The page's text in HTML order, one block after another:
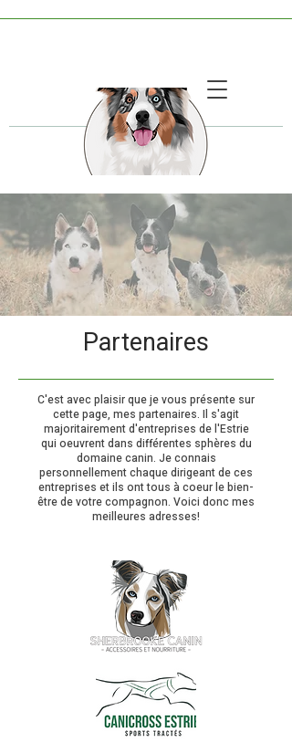
RÉPONSE EN 24H
Partenaires
C'est avec plaisir que je vous présente sur
cette page, mes partenaires. Il s'agit
majoritairement d'entreprises de l'Estrie
qui oeuvrent dans différentes sphères du
domaine canin. Je connais
personnellement chaque dirigeant de ces
entreprises et ils ont tous à coeur le bien-
être de votre compagnon. Voici donc mes
meilleures adresses!